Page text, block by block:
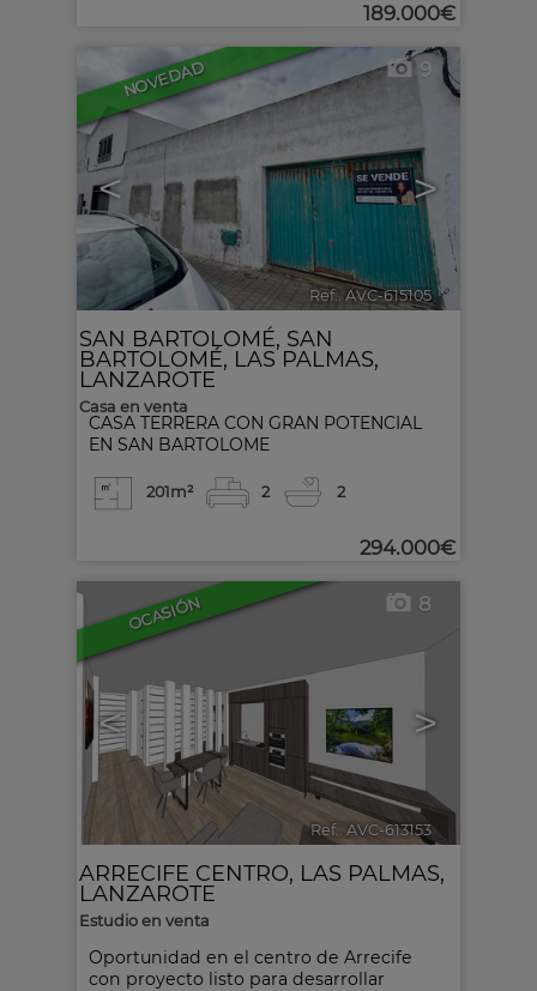
189.000€
NOVEDAD
< >
9
Ref.. AVC-615105 🔗
CASA TERRERA CON GRAN POTENCIAL
EN SAN BARTOLOME
SAN BARTOLOMÉ, SAN
BARTOLOMÉ, LAS PALMAS,
LANZAROTE
Casa en venta
201m² 2 2
294.000€
OCASIÓN
< >
8
Ref.. AVC-613153
Oportunidad en el centro de Arrecife
con proyecto listo para desarrollar
ARRECIFE CENTRO, LAS PALMAS,
LANZAROTE
Estudio en venta